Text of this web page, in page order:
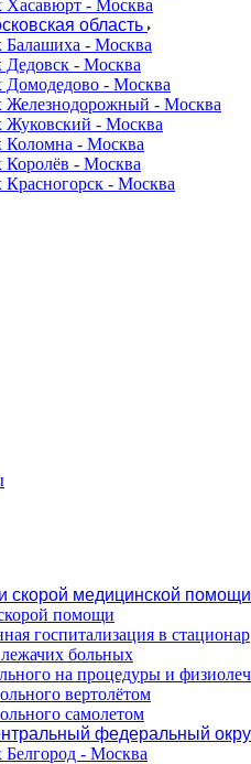
Хасавюрт - Москва
область
Балашиха - Москва
Дедовск - Москва
Домодедово - Москва
Железнодорожный - Москва
Жуковский - Москва
Коломна - Москва
Королёв - Москва
Красногорск - Москва
скорой медицинской помощи
помощи
госпитализация в стационар
больных
на процедуры и
вертолётом
самолетом
федеральный
Белгород - Москва